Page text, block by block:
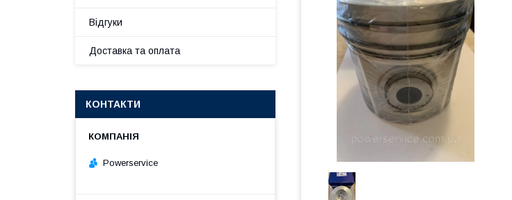
Відгуки
Доставка та оплата
КОНТАКТИ
Powerservice